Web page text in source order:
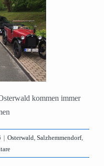
kommen immer
| Osterwald, Salzhemmendorf,